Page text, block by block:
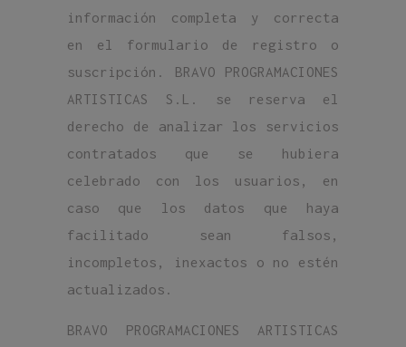
información completa y correcta
en el formulario de registro o
suscripción. BRAVO PROGRAMACIONES
ARTISTICAS S.L. se reserva el
derecho de analizar los servicios
contratados que se hubiera
celebrado con los usuarios, en
caso que los datos que haya
facilitado sean falsos,
incompletos, inexactos o no estén
actualizados.
BRAVO PROGRAMACIONES ARTISTICAS